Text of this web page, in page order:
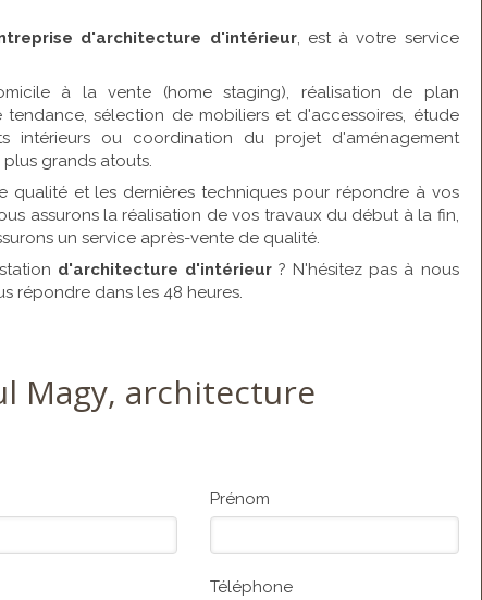
d'architecture d'intérieur, est à votre service
à la vente (home staging), réalisation de plan
sélection de mobiliers et d'accessoires, étude
intérieurs ou coordination du projet d'aménagement
grands atouts.
qualité et les dernières techniques pour répondre à vos
assurons la réalisation de vos travaux du début à la fin,
un service après-vente de qualité.
d'architecture d'intérieur? N'hésitez pas à nous
répondre dans les 48 heures.
Magy, architecture
Prénom
Téléphone